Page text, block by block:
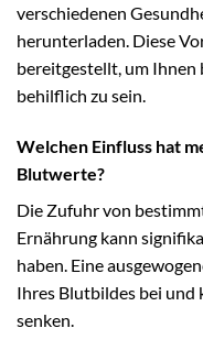
verschiedenen
herunterladen. Diese
bereitgestellt, um Ihnen
behilflich zu sein.
Welchen Einfluss hat
Blutwerte?
Die Zufuhr von
Ernährung kann
haben. Eine
Ihres Blutbildes bei und
senken.